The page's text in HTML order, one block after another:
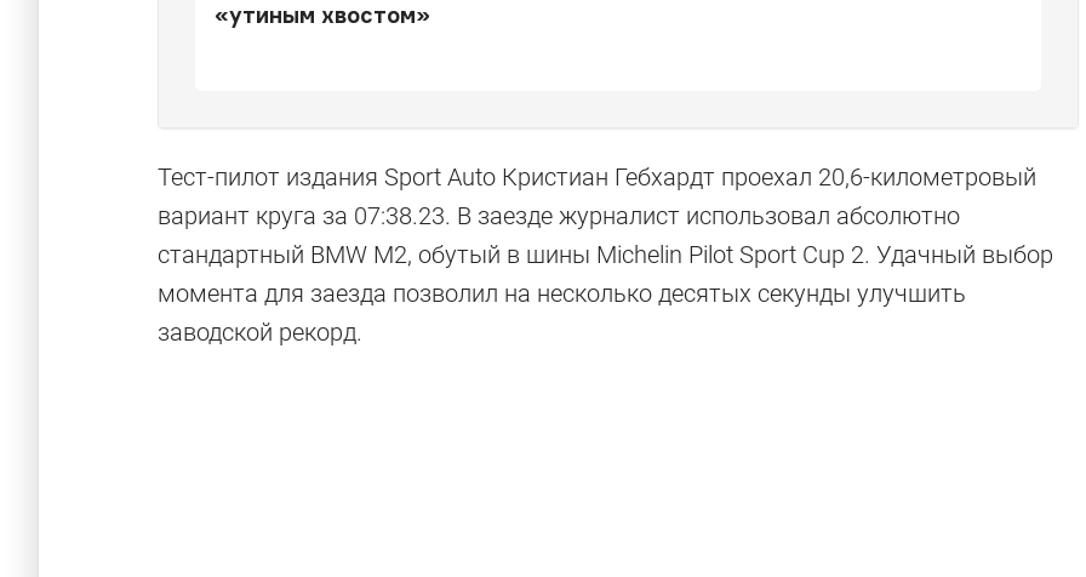
«утиным хвостом»
Тест-пилот издания Sport Auto Кристиан Гебхардт проехал 20,6-километровый
вариант круга за 07:38.23. В заезде журналист использовал абсолютно
стандартный BMW M2, обутый в шины Michelin Pilot Sport Cup 2. Удачный выбор
момента для заезда позволил на несколько десятых секунды улучшить
заводской рекорд.